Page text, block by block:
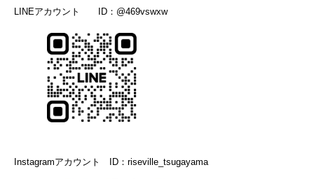
LINEアカウント ID：@469vswxw
Instagramアカウント ID：riseville_tsugayama